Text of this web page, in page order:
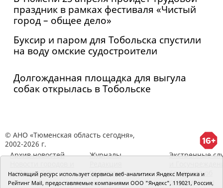
праздник в рамках фестиваля «Чистый
город – общее дело»
Буксир и паром для Тобольска спустили
на воду омские судостроители
Долгожданная площадка для выгула
собак открылась в Тобольске
© АНО «Тюменская область сегодня»,
2002-2026 г.
Архив новостей
районов ТО
Журналы
RSS поток
Экстренные
Сведения об
организации
Настоящий ресурс использует сервисы веб-аналитики Яндекс Метрика и
Рейтинг Mail, предоставляемые компаниями ООО "Яндекс", 119021, Россия,